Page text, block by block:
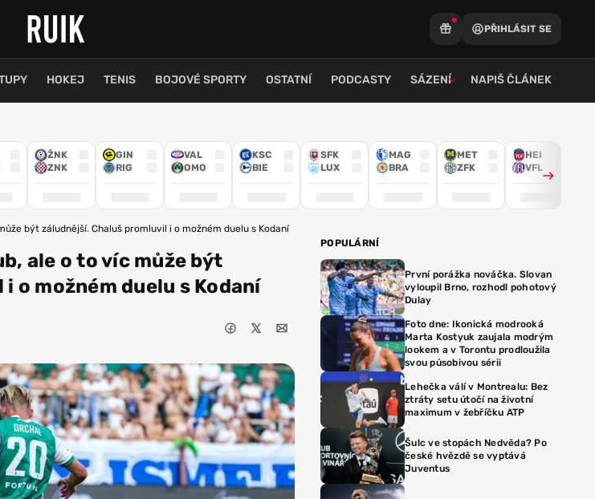
PŘIHLÁSIT SE
HOKEJ TENIS BOJOVÉ SPORTY OSTATNÍ PODCASTY SÁZENÍ NAPIŠ ČLÁNEK
ŽNK
ZNK
GIN
RIG
VAL
OMO
KSC
BIE
SFK
LUX
MAG
BRA
MET
ZFK
HEI
VFL
být záludnější. Chaluš promluvil i o možném duelu s Kodaní
ale o to víc může být
o možném duelu s Kodaní
POPULÁRNÍ
První porážka nováčka. Slovan
vyloupil Brno, rozhodl pohotový
Dulay
Foto dne: Ikonická modrooká
Marta Kostyuk zaujala modrým
lookem a v Torontu prodloužila
svou působivou sérii
Lehečka válí v Montrealu: Bez
ztráty setu útočí na životní
maximum v žebříčku ATP
Šulc ve stopách Nedvěda? Po
české hvězdě se vyptává
Juventus